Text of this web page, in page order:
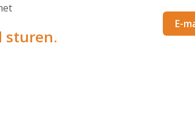
sturen.
E-